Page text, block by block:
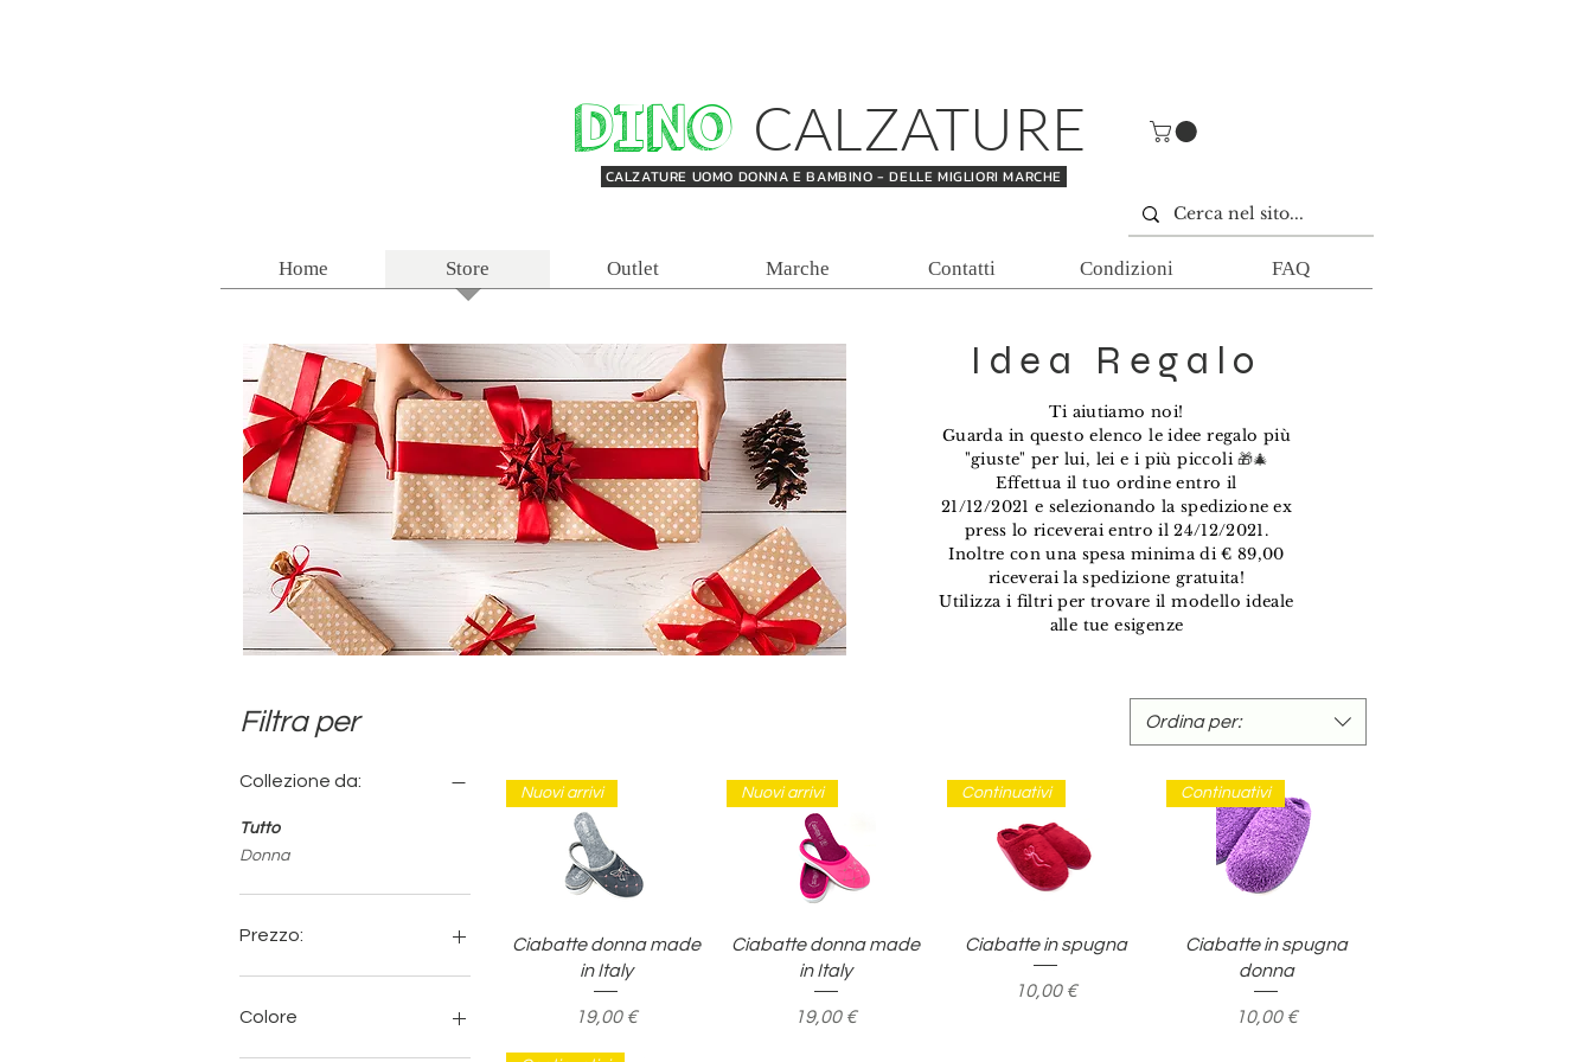
DINO
CALZATURE UOMO DONNA E BAMBINO - DELLE MIGLIORI MARCHE
CALZATURE
Home Store Outlet Marche Contatti Condizioni FAQ
Idea Regalo
Ti aiutiamo noi!
Guarda in questo elenco le idee regalo più
"giuste" per lui, lei e i più piccoli🎁🎄
Effettua il tuo ordine entro il
21/12/2021e selezionando la spedizione ex
press lo riceverai entro il 24/12/2021.
Inoltre con una spesa minima di € 89,00
riceverai la spedizione gratuita!
Utilizza i filtri per trovare il modello ideale
alle tue esigenze
Filtra per
Collezione da:
Tutto
Donna
Prezzo:
Colore
Ordina per:
Vista rapida
Nuovi arrivi
Ciabatte donna made
in Italy
Prezzo
19,00 €
Vista rapida
Nuovi arrivi
Ciabatte donna made
in Italy
Prezzo
19,00 €
Vista rapida
Continuativi
Ciabatte in spugna
Prezzo
10,00 €
Vista rapida
Continuativi
Ciabatte in spugna
donna
Prezzo
10,00 €